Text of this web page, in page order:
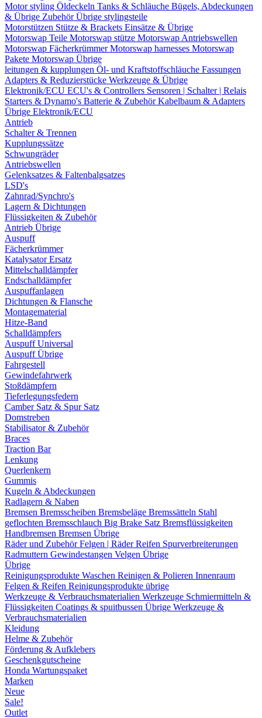
Motor styling Öldeckeln Tanks & Schläuche Bügels, Abdeckungen
& Übrige ZubehörÜbrige stylingsteile
Motorstützen Stütze & Brackets Einsätze & Übrige
Motorswap Teile Motorswap stütze Motorswap Antriebswellen
Motorswap FächerkrümmerMotorswap harnesses Motorswap
Pakete Motorswap Übrige
leitungen & kupplungen Öl- und Kraftstoffschläuche Fassungen
Adapters & Reduzierstücke Werkzeuge & Übrige
Elektronik/ECU ECU's & Controllers Sensoren | Schalter | Relais
Starters & Dynamo's Batterie & ZubehörKabelbaum & Adapters
Übrige Elektronik/ECU
Antrieb
Schalter & Trennen
Kupplungssätze
Schwungräder
Antriebswellen
Gelenksatzes & Faltenbalgsatzes
LSD's
Zahnrad/Synchro's
Lagern & Dichtungen
Flüssigkeiten & Zubehör
Antrieb Übrige
Auspuff
Fächerkrümmer
Katalysator Ersatz
Mittelschalldämpfer
Endschalldämpfer
Auspuffanlagen
Dichtungen & Flansche
Montagematerial
Hitze-Band
Schalldämpfers
Auspuff Universal
Auspuff Übrige
Fahrgestell
Gewindefahrwerk
Stoßdämpfern
Tieferlegungsfedern
Camber Satz & Spur Satz
Domstreben
Stabilisator & Zubehör
Braces
Traction Bar
Lenkung
Querlenkern
Gummis
Kugeln & Abdeckungen
Radlagern & Naben
Bremsen Bremsscheiben Bremsbeläge Bremssätteln Stahl
geflochten Bremsschlauch Big Brake Satz Bremsflüssigkeiten
Handbremsen Bremsen Übrige
Räder und ZubehörFelgen | RäderReifen Spurverbreiterungen
Radmuttern Gewindestangen Velgen Übrige
Übrige
Reinigungsprodukte Waschen Reinigen & Polieren Innenraum
Felgen & Reifen Reinigungsprodukte übrige
Werkzeuge & Verbrauchsmaterialien Werkzeuge Schmiermitteln &
Flüssigkeiten Coatings & spuitbussen Übrige Werkzeuge &
Verbrauchsmaterialien
Kleidung
Helme & Zubehör
Förderung & Aufklebers
Geschenkgutscheine
Honda Wartungspaket
Marken
Neue
Sale!
Outlet